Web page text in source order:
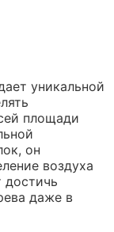
уникальной
площади
он
воздуха
достичь
даже в